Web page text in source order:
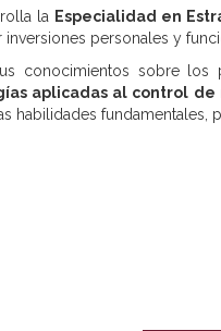
la Especialidad en
inversiones personales y
conocimientos sobre los
aplicadas al control de
habilidades fundamentales,